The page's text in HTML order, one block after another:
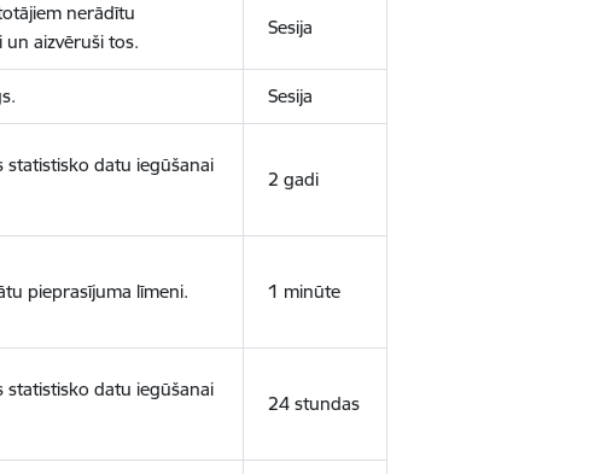
nerādītu
un aizvēruši tos.
Sesija
Sesija
statistisko datu iegūšanai
2 gadi
pieprasījuma līmeni. 1 minūte
statistisko datu iegūšanai
24 stundas